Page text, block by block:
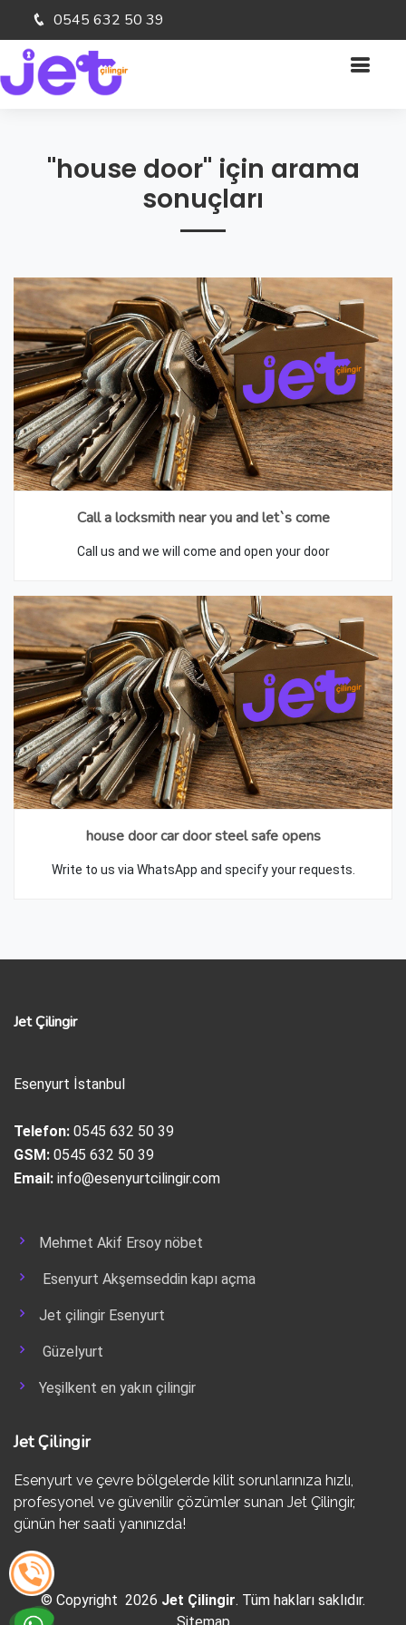
0545 632 50 39
"house door" için arama
sonuçları
Call a locksmith near you and let`s come
Call us and we will come and open your door
house door car door steel safe opens
Write to us via WhatsApp and specify your requests.
Jet Çilingir
Esenyurt İstanbul
Telefon: 0545 632 50 39
GSM: 0545 632 50 39
Email: info@esenyurtcilingir.com
Mehmet Akif Ersoy nöbet
Esenyurt Akşemseddin kapı açma
Jet çilingir Esenyurt
Güzelyurt
Yeşilkent en yakın çilingir
Jet Çilingir
Esenyurt ve çevre bölgelerde kilit sorunlarınıza hızlı,
profesyonel ve güvenilir çözümler sunan Jet Çilingir,
günün her saati yanınızda!
© Copyright 2026 Jet Çilingir. Tüm hakları saklıdır.